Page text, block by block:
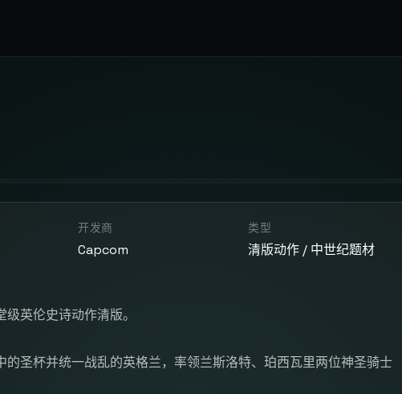
开发商
Capcom
类型
清版动作 / 中世纪题材
英伦史诗动作清版。
圣杯并统一战乱的英格兰，率领兰斯洛特、珀西瓦里两位神圣骑士